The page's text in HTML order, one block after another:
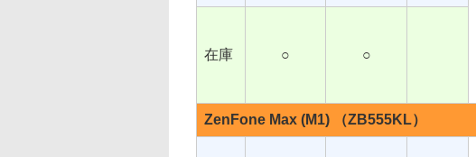
在庫 ○ ○
ZenFone Max (M1) （ZB555KL）